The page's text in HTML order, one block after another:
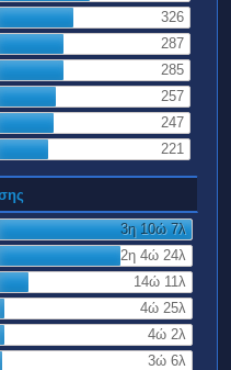
326
287
285
257
247
221
3η 10ώ 7λ
2η 4ώ 24λ
14ώ 11λ
4ώ 25λ
4ώ 2λ
3ώ 6λ